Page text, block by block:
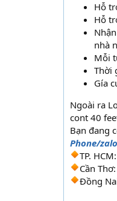
Hỗ
Hỗ
nhà
Mỗi
Thời
Gía
Ngoài ra
cont 40
Bạn đang
Phone/
TP.
Cần
Đồng